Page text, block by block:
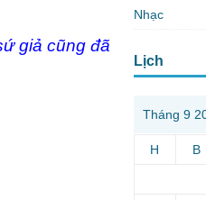
giả cũng đã
Nhạc
Lịch
Tháng 9
H B